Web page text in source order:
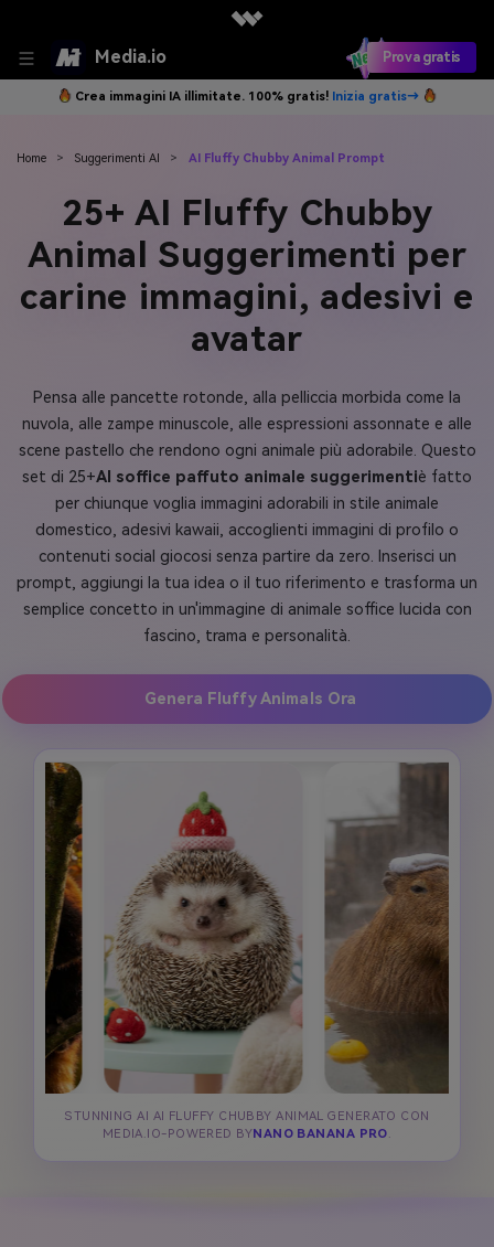
Media.io Prova gratis
Crea immagini IA illimitate. 100% gratis! Inizia gratis→
Home > Suggerimenti AI > AI Fluffy Chubby Animal Prompt
25+ AI Fluffy Chubby
Animal Suggerimenti per
carine immagini, adesivi e
avatar
Pensa alle pancette rotonde, alla pelliccia morbida come la
nuvola, alle zampe minuscole, alle espressioni assonnate e alle
scene pastello che rendono ogni animale più adorabile. Questo
set di 25+AI soffice paffuto animale suggerimentiè fatto
per chiunque voglia immagini adorabili in stile animale
domestico, adesivi kawaii, accoglienti immagini di profilo o
contenuti social giocosi senza partire da zero. Inserisci un
prompt, aggiungi la tua idea o il tuo riferimento e trasforma un
semplice concetto in un'immagine di animale soffice lucida con
fascino, trama e personalità.
Genera Fluffy Animals Ora
STUNNING AI AI FLUFFY CHUBBY ANIMAL GENERATO CON
MEDIA.IO-POWERED BYNANO BANANA PRO.